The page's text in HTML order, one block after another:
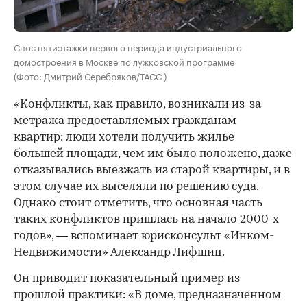
Снос пятиэтажки первого периода индустриального
домостроения в Москве по лужковской программе
(Фото: Дмитрий Серебряков/ТАСС )
«Конфликты, как правило, возникали из-за
метража предоставляемых гражданам
квартир: люди хотели получить жилье
большей площади, чем им было положено, даже
отказывались выезжать из старой квартиры, и в
этом случае их выселяли по решению суда.
Однако стоит отметить, что основная часть
таких конфликтов пришлась на начало 2000-х
годов», — вспоминает юрисконсульт «Инком-
Недвижимости» Александр Лифшиц.
Он приводит показательный пример из
прошлой практики: «В доме, предназначенном